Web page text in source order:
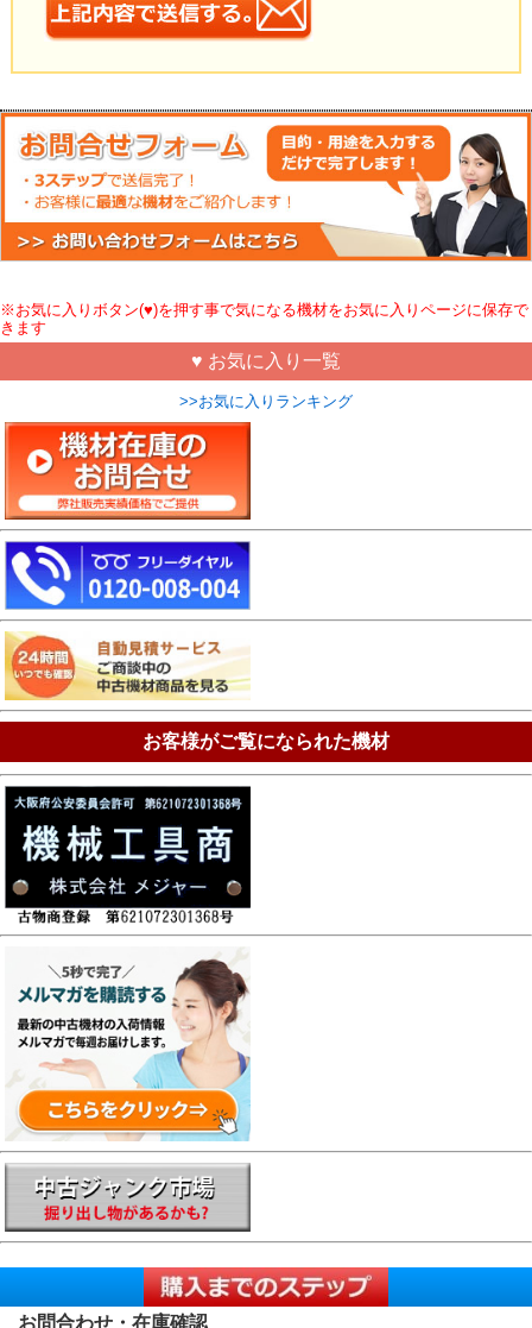
※お気に入りボタン(♥)を押す事で気になる機材をお気に入りページに保存で
きます
♥ お気に入り一覧
>>お気に入りランキング
お客様がご覧になられた機材
お問合わせ・在庫確認